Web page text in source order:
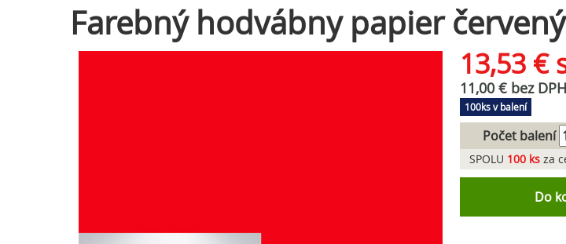
Farebný hodvábny papier červený
13,53 €
11,00 € bez DPH
100ks v balení
Počet balení
SPOLU 100ksza
Do